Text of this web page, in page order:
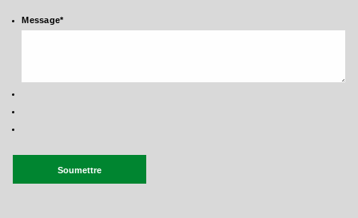
Message*
Soumettre